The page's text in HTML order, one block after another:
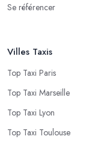
Se référencer
Villes Taxis
Top Taxi Paris
Top Taxi Marseille
Top Taxi Lyon
Top Taxi Toulouse